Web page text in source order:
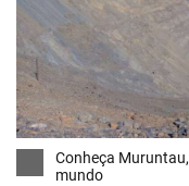
Conheça
mundo